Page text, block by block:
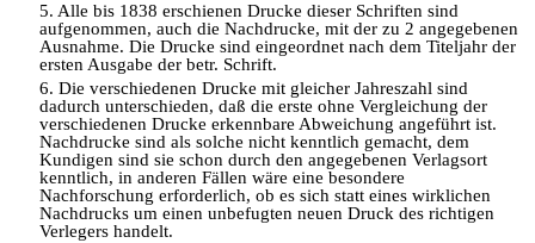
5. Alle bis 1838 erschienen Drucke dieser Schriften sind
aufgenommen, auch die Nachdrucke, mit der zu 2 angegebenen
Ausnahme. Die Drucke sind eingeordnet nach dem Titeljahr der
ersten Ausgabe der betr. Schrift.
6. Die verschiedenen Drucke mit gleicher Jahreszahl sind
dadurch unterschieden, daß die erste ohne Vergleichung der
verschiedenen Drucke erkennbare Abweichung angeführt ist.
Nachdrucke sind als solche nicht kenntlich gemacht, dem
Kundigen sind sie schon durch den angegebenen Verlagsort
kenntlich, in anderen Fällen wäre eine besondere
Nachforschung erforderlich, ob es sich statt eines wirklichen
Nachdrucks um einen unbefugten neuen Druck des richtigen
Verlegers handelt.